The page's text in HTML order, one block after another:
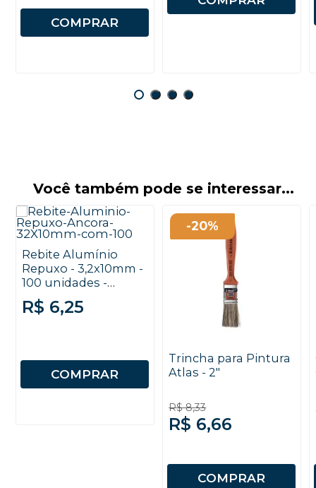
COMPRAR
Você também pode se interessar...
Rebite Alumínio
Repuxo - 3,2x10mm -
100 unidades -
Âncora
R$ 6,25
COMPRAR
Trincha para Pintura
Atlas - 2"
R$ 8,33
R$ 6,66
COMPRAR
-20%